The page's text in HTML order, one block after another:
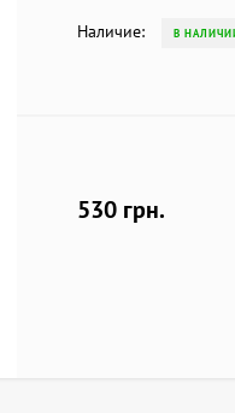
Наличие: В
530 грн.